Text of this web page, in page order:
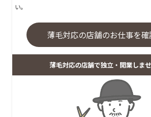
い。
薄毛対応の店舗のお仕事を確
薄毛対応の店舗で独立・開業しま